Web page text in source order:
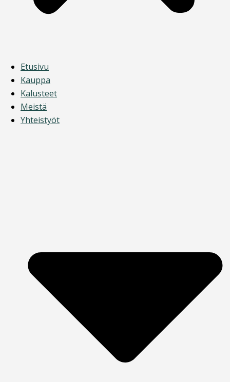
Etusivu
Kauppa
Kalusteet
Meistä
Yhteistyöt